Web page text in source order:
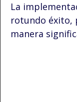
La
rotundo éxito,
manera